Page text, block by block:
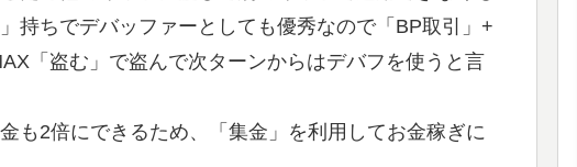
持ちでデバッファーとしても優秀なので「BP取引」+
「盗む」で盗んで次ターンからはデバフを使うと言
も2倍にできるため、「集金」を利用してお金稼ぎに